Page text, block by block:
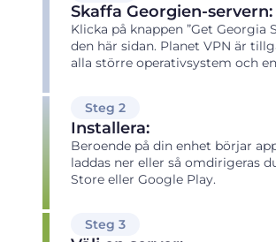
Skaffa Georgien-servern:
Klicka på knappen ”Get Georgia
den här sidan. Planet VPN är
alla större operativsystem och
Steg 2
Installera:
Beroende på din enhet börjar
laddas ner eller så omdirigeras
Store eller Google Play.
Steg 3